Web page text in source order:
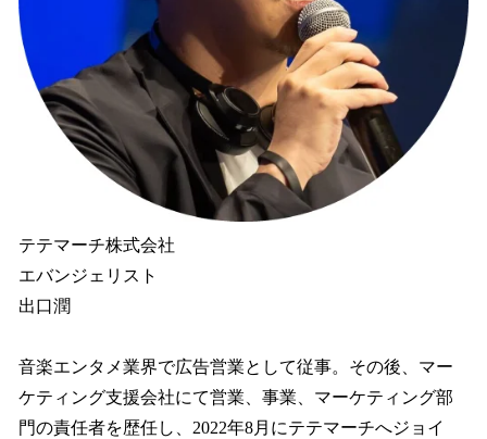
テテマーチ株式会社
エバンジェリスト
出口潤
音楽エンタメ業界で広告営業として従事。その後、マー
ケティング支援会社にて営業、事業、マーケティング部
門の責任者を歴任し、2022年8月にテテマーチへジョイ